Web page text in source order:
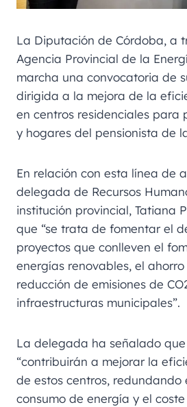
La Diputación de Córdoba, a
Agencia Provincial de la
marcha una convocatoria de
dirigida a la mejora de la
en centros residenciales para
y hogares del pensionista de
En relación con esta línea de
delegada de Recursos
institución provincial, Tatiana
que “se trata de fomentar el
proyectos que conlleven el
energías renovables, el
reducción de emisiones de
infraestructuras municipales”.
La delegada ha señalado
“contribuirán a mejorar la
de estos centros, redundando
consumo de energía y el